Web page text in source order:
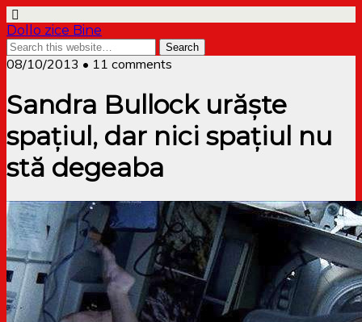
Dollo zice Bine
08/10/2013 • 11 comments
Sandra Bullock urăște
spațiul, dar nici spațiul nu
stă degeaba